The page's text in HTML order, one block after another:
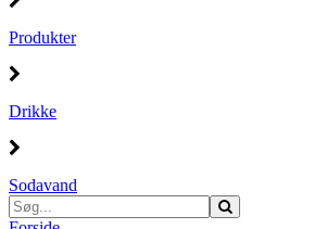
Produkter
Drikke
Sodavand